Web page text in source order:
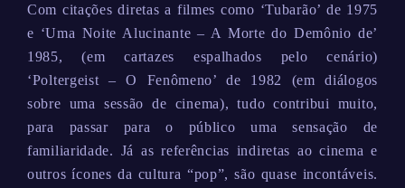
Com citações diretas a filmes como ‘Tubarão’ de 1975
e ‘Uma Noite Alucinante – A Morte do Demônio de’
1985, (em cartazes espalhados pelo cenário)
‘Poltergeist – O Fenômeno’ de 1982 (em diálogos
sobre uma sessão de cinema), tudo contribui muito,
para passar para o público uma sensação de
familiaridade. Já as referências indiretas ao cinema e
outros ícones da cultura “pop”, são quase incontáveis.